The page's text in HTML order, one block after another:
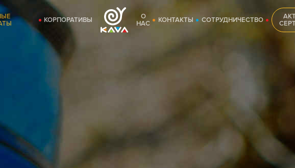
КОРПОРАТИВЫ
О
НАС
КОНТАКТЫ СОТРУДНИЧЕСТВО